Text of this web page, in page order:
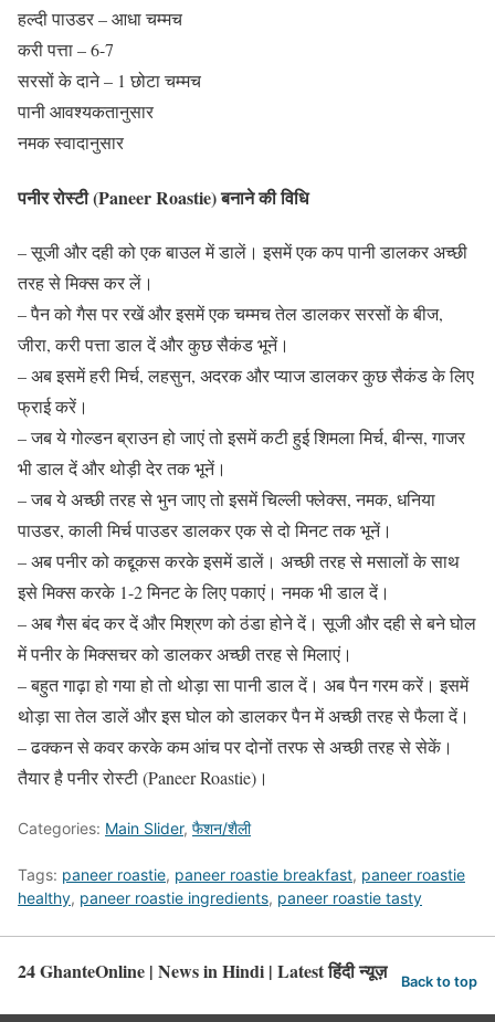
हल्दी पाउडर – आधा चम्मच
करी पत्ता – 6-7
सरसों के दाने – 1 छोटा चम्मच
पानी आवश्यकतानुसार
नमक स्वादानुसार
पनीर रोस्टी (Paneer Roastie) बनाने की विधि
– सूजी और दही को एक बाउल में डालें। इसमें एक कप पानी डालकर अच्छी
तरह से मिक्स कर लें।
– पैन को गैस पर रखें और इसमें एक चम्मच तेल डालकर सरसों के बीज,
जीरा, करी पत्ता डाल दें और कुछ सैकंड भूनें।
– अब इसमें हरी मिर्च, लहसुन, अदरक और प्याज डालकर कुछ सैकंड के लिए
फ्राई करें।
– जब ये गोल्डन ब्राउन हो जाएं तो इसमें कटी हुई शिमला मिर्च, बीन्स, गाजर
भी डाल दें और थोड़ी देर तक भूनें।
– जब ये अच्छी तरह से भुन जाए तो इसमें चिल्ली फ्लेक्स, नमक, धनिया
पाउडर, काली मिर्च पाउडर डालकर एक से दो मिनट तक भूनें।
– अब पनीर को कद्दूकस करके इसमें डालें। अच्छी तरह से मसालों के साथ
इसे मिक्स करके 1-2 मिनट के लिए पकाएं। नमक भी डाल दें।
– अब गैस बंद कर दें और मिश्रण को ठंडा होने दें। सूजी और दही से बने घोल
में पनीर के मिक्सचर को डालकर अच्छी तरह से मिलाएं।
– बहुत गाढ़ा हो गया हो तो थोड़ा सा पानी डाल दें। अब पैन गरम करें। इसमें
थोड़ा सा तेल डालें और इस घोल को डालकर पैन में अच्छी तरह से फैला दें।
– ढक्कन से कवर करके कम आंच पर दोनों तरफ से अच्छी तरह से सेकें।
तैयार है पनीर रोस्टी (Paneer Roastie)।
Categories: Main Slider, फैशन/शैली
Tags: paneer roastie, paneer roastie breakfast, paneer roastie
healthy, paneer roastie ingredients, paneer roastie tasty
24 GhanteOnline | News in Hindi | Latest हिंदी न्यूज़ Back to top